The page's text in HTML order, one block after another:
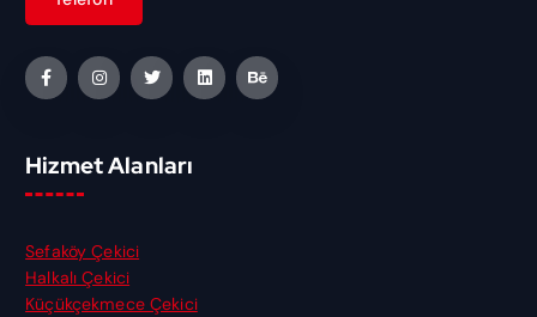
Hizmet Alanları
Sefaköy Çekici
Halkalı Çekici
Küçükçekmece Çekici